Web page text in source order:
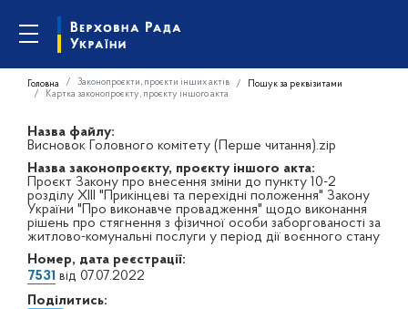
Головна Законопроєкти, проєкти інших актів
Пошук за реквізитами
Картка законопроєкту, проєкту іншого акта
Назва файлу:
Висновок Головного комітету (Перше читання).zip
Назва законопроєкту, проєкту іншого акта:
Проєкт Закону про внесення зміни до пункту 10-2
розділу ХІІІ "Прикінцеві та перехідні положення" Закону
України "Про виконавче провадження" щодо виконання
рішень про стягнення з фізичної особи заборгованості за
житлово-комунальні послуги у період дії воєнного стану
Номер, дата реєстрації:
7531 від 07.07.2022
Поділитись: